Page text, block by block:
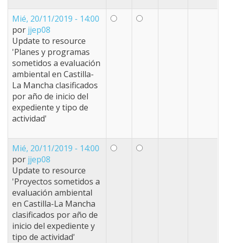
Mié, 20/11/2019 - 14:00
por jjep08
Update to resource
'Planes y programas
sometidos a evaluación
ambiental en Castilla-
La Mancha clasificados
por año de inicio del
expediente y tipo de
actividad'
Mié, 20/11/2019 - 14:00
por jjep08
Update to resource
'Proyectos sometidos a
evaluación ambiental
en Castilla-La Mancha
clasificados por año de
inicio del expediente y
tipo de actividad'